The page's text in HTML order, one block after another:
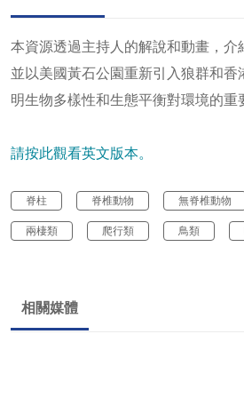
本資源透過主持人的解說和動畫，介
並以美國黃石公園重新引入狼群和香
明生物多樣性和生態平衡對環境的重
請按此觀看英文版本。
脊柱 脊椎動物 無脊椎動物
兩棲類 爬行類 鳥類
相關媒體